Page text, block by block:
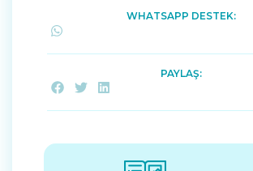
WHATSAPP DESTEK:
PAYLAŞ: